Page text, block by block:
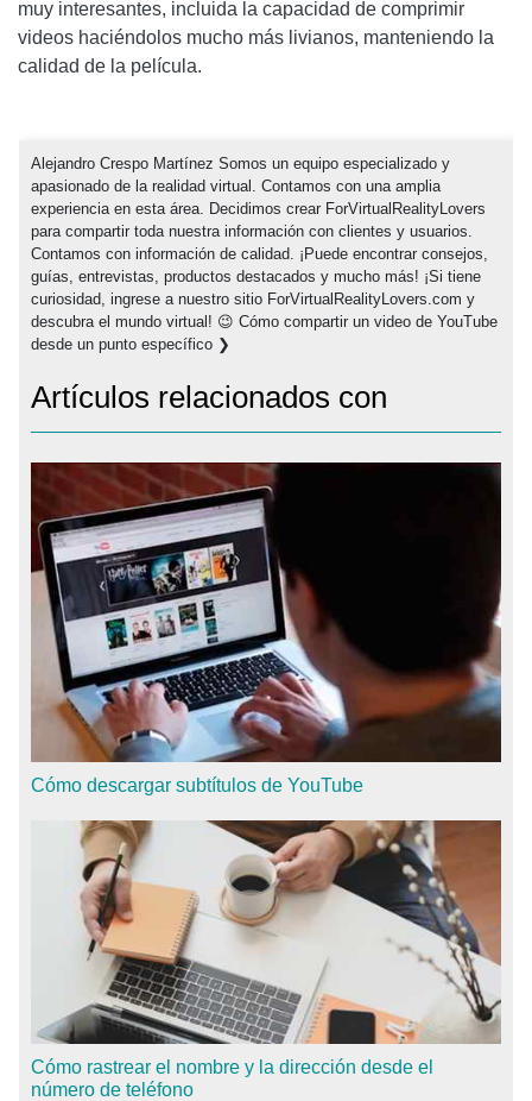
muy interesantes, incluida la capacidad de comprimir
videos haciéndolos mucho más livianos, manteniendo la
calidad de la película.
Alejandro Crespo Martínez Somos un equipo especializado y
apasionado de la realidad virtual. Contamos con una amplia
experiencia en esta área. Decidimos crear ForVirtualRealityLovers
para compartir toda nuestra información con clientes y usuarios.
Contamos con información de calidad. ¡Puede encontrar consejos,
guías, entrevistas, productos destacados y mucho más! ¡Si tiene
curiosidad, ingrese a nuestro sitio ForVirtualRealityLovers.com y
descubra el mundo virtual! 😉 Cómo compartir un video de YouTube
desde un punto específico ❯
Artículos relacionados con
Cómo descargar subtítulos de YouTube
Cómo rastrear el nombre y la dirección desde el
número de teléfono